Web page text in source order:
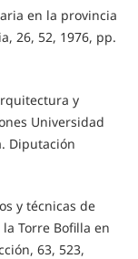
en la provincia
26, 52, 1976, pp.
y
Universidad
Diputación
y técnicas de
Torre Bofilla en
63, 523,